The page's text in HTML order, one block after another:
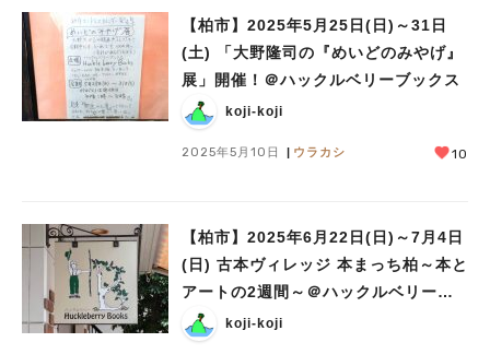
【柏市】2025年5月25日(日)～31日
(土) 「大野隆司の『めいどのみやげ』
展」開催！＠ハックルベリーブックス
koji-koji
2025年5月10日 ウラカシ 10
【柏市】2025年6月22日(日)～7月4日
(日) 古本ヴィレッジ 本まっち柏～本と
アートの2週間～＠ハックルベリーブ
ックスkoji-koji